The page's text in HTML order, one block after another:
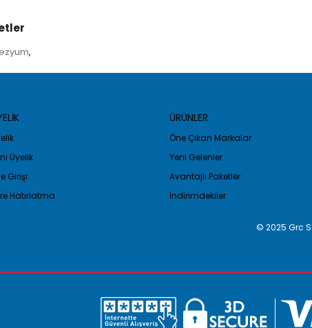
,
Üyelik
Girişi
Hatırlatma
ÜRÜNLER
Öne Çıkan Markalar
Yeni Gelenler
Avantajlı Paketler
İndirimdekiler
© 2025 Grc